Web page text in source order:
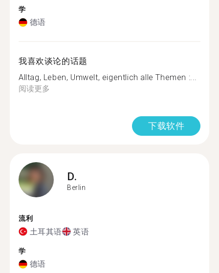
学
德语
我喜欢谈论的话题
Alltag, Leben, Umwelt, eigentlich alle Themen :...
阅读更多
下载软件
D.
Berlin
流利
土耳其语 英语
学
德语